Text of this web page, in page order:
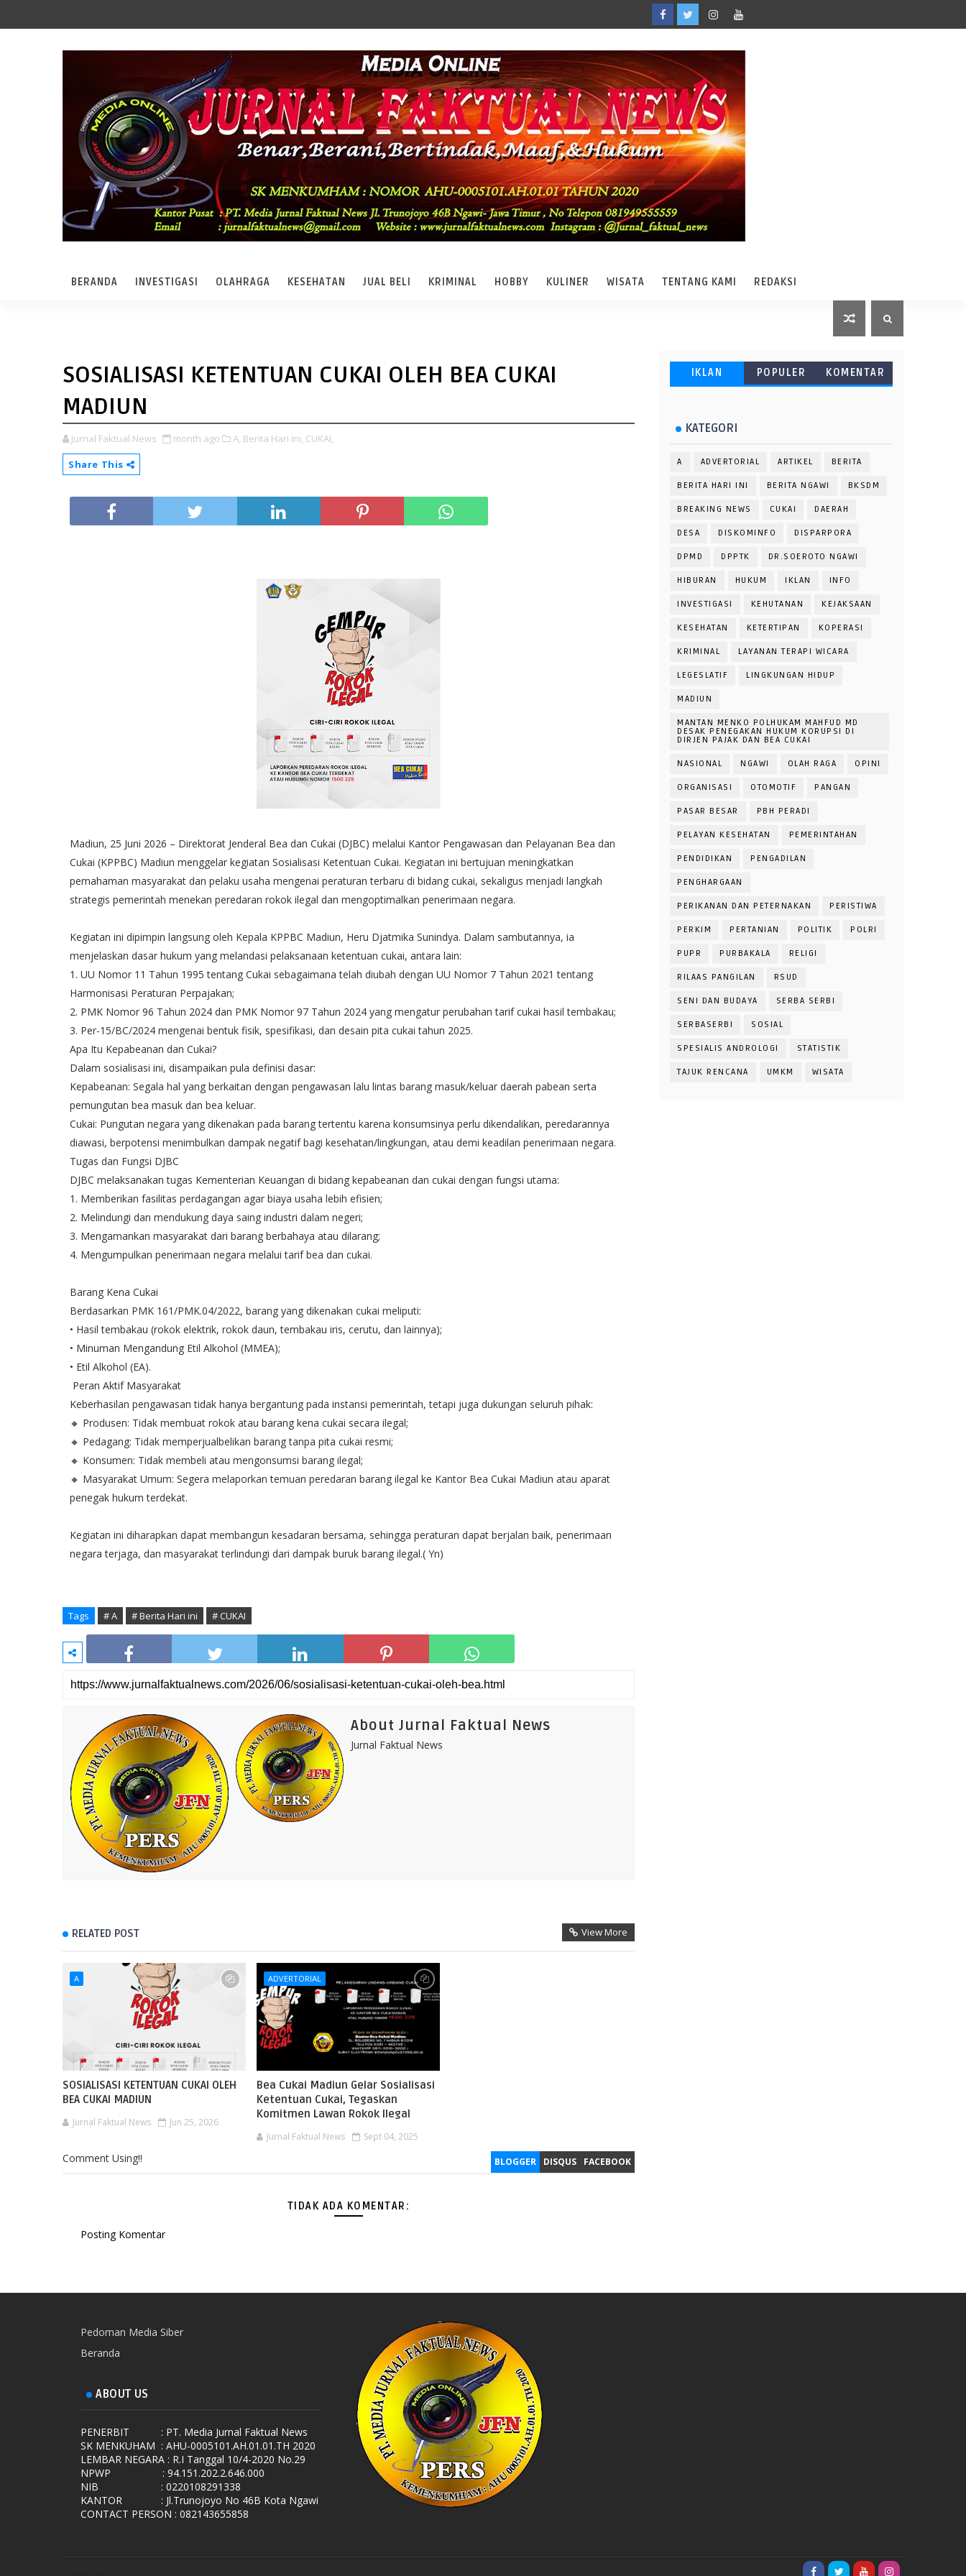
BERANDA INVESTIGASI OLAHRAGA KESEHATAN JUAL BELI KRIMINAL HOBBY KULINER WISATA TENTANG KAMI REDAKSI
SOSIALISASI KETENTUAN CUKAI OLEH BEA CUKAI
MADIUN
Jurnal Faktual News month ago A, Berita Hari ini, CUKAI,
Share This
Madiun, 25 Juni 2026 – Direktorat Jenderal Bea dan Cukai (DJBC) melalui Kantor Pengawasan dan Pelayanan Bea dan
Cukai (KPPBC) Madiun menggelar kegiatan Sosialisasi Ketentuan Cukai. Kegiatan ini bertujuan meningkatkan
pemahaman masyarakat dan pelaku usaha mengenai peraturan terbaru di bidang cukai, sekaligus menjadi langkah
strategis pemerintah menekan peredaran rokok ilegal dan mengoptimalkan penerimaan negara.
Kegiatan ini dipimpin langsung oleh Kepala KPPBC Madiun, Heru Djatmika Sunindya. Dalam sambutannya, ia
menjelaskan dasar hukum yang melandasi pelaksanaan ketentuan cukai, antara lain:
1. UU Nomor 11 Tahun 1995 tentang Cukai sebagaimana telah diubah dengan UU Nomor 7 Tahun 2021 tentang
Harmonisasi Peraturan Perpajakan;
2. PMK Nomor 96 Tahun 2024 dan PMK Nomor 97 Tahun 2024 yang mengatur perubahan tarif cukai hasil tembakau;
3. Per-15/BC/2024 mengenai bentuk fisik, spesifikasi, dan desain pita cukai tahun 2025.
Apa Itu Kepabeanan dan Cukai?
Dalam sosialisasi ini, disampaikan pula definisi dasar:
Kepabeanan: Segala hal yang berkaitan dengan pengawasan lalu lintas barang masuk/keluar daerah pabean serta
pemungutan bea masuk dan bea keluar.
Cukai: Pungutan negara yang dikenakan pada barang tertentu karena konsumsinya perlu dikendalikan, peredarannya
diawasi, berpotensi menimbulkan dampak negatif bagi kesehatan/lingkungan, atau demi keadilan penerimaan negara.
Tugas dan Fungsi DJBC
DJBC melaksanakan tugas Kementerian Keuangan di bidang kepabeanan dan cukai dengan fungsi utama:
1. Memberikan fasilitas perdagangan agar biaya usaha lebih efisien;
2. Melindungi dan mendukung daya saing industri dalam negeri;
3. Mengamankan masyarakat dari barang berbahaya atau dilarang;
4. Mengumpulkan penerimaan negara melalui tarif bea dan cukai.
Barang Kena Cukai
Berdasarkan PMK 161/PMK.04/2022, barang yang dikenakan cukai meliputi:
• Hasil tembakau (rokok elektrik, rokok daun, tembakau iris, cerutu, dan lainnya);
• Minuman Mengandung Etil Alkohol (MMEA);
• Etil Alkohol (EA).
Peran Aktif Masyarakat
Keberhasilan pengawasan tidak hanya bergantung pada instansi pemerintah, tetapi juga dukungan seluruh pihak:
🔸 Produsen: Tidak membuat rokok atau barang kena cukai secara ilegal;
🔸 Pedagang: Tidak memperjualbelikan barang tanpa pita cukai resmi;
🔸 Konsumen: Tidak membeli atau mengonsumsi barang ilegal;
🔸 Masyarakat Umum: Segera melaporkan temuan peredaran barang ilegal ke Kantor Bea Cukai Madiun atau aparat
penegak hukum terdekat.
Kegiatan ini diharapkan dapat membangun kesadaran bersama, sehingga peraturan dapat berjalan baik, penerimaan
negara terjaga, dan masyarakat terlindungi dari dampak buruk barang ilegal.( Yn)
Tags # A # Berita Hari ini # CUKAI
About Jurnal Faktual News
Jurnal Faktual News
RELATED POST View More
A
SOSIALISASI KETENTUAN CUKAI OLEH
BEA CUKAI MADIUN
Jurnal Faktual News Jun 25, 2026
ADVERTORIAL
Bea Cukai Madiun Gelar Sosialisasi
Ketentuan Cukai, Tegaskan
Komitmen Lawan Rokok Ilegal
Jurnal Faktual News Sept 04, 2025
BLOGGER DISQUS FACEBOOK
Comment Using!!
TIDAK ADA KOMENTAR:
Posting Komentar
IKLAN POPULER KOMENTAR
KATEGORI
A ADVERTORIAL ARTIKEL BERITA
BERITA HARI INI BERITA NGAWI BKSDM
BREAKING NEWS CUKAI DAERAH
DESA DISKOMINFO DISPARPORA
DPMD DPPTK DR.SOEROTO NGAWI
HIBURAN HUKUM IKLAN INFO
INVESTIGASI KEHUTANAN KEJAKSAAN
KESEHATAN KETERTIPAN KOPERASI
KRIMINAL LAYANAN TERAPI WICARA
LEGESLATIF LINGKUNGAN HIDUP
MADIUN
MANTAN MENKO POLHUKAM MAHFUD MD
DESAK PENEGAKAN HUKUM KORUPSI DI
DIRJEN PAJAK DAN BEA CUKAI
NASIONAL NGAWI OLAH RAGA OPINI
ORGANISASI OTOMOTIF PANGAN
PASAR BESAR PBH PERADI
PELAYAN KESEHATAN PEMERINTAHAN
PENDIDIKAN PENGADILAN
PENGHARGAAN
PERIKANAN DAN PETERNAKAN PERISTIWA
PERKIM PERTANIAN POLITIK POLRI
PUPR PURBAKALA RELIGI
RILAAS PANGILAN RSUD
SENI DAN BUDAYA SERBA SERBI
SERBASERBI SOSIAL
SPESIALIS ANDROLOGI STATISTIK
TAJUK RENCANA UMKM WISATA
Pedoman Media Siber
Beranda
ABOUT US
PENERBIT
: PT. Media Jurnal Faktual News
SK MENKUHAM : AHU-0005101.AH.01.01.TH 2020
LEMBAR NEGARA : R.I Tanggal 10/4-2020 No.29
NPWP
: 94.151.202.2.646.000
NIB
: 0220108291338
KANTOR
: Jl.Trunojoyo No 46B Kota Ngawi
CONTACT PERSON : 082143655858